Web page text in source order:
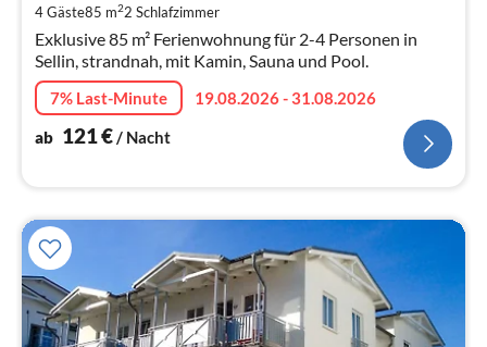
4 Gäste85 m22 Schlafzimmer
Exklusive 85 m² Ferienwohnung für 2-4 Personen in
Sellin, strandnah, mit Kamin, Sauna und Pool.
7% Last-Minute
19.08.2026 - 31.08.2026
ab 121€/ Nacht